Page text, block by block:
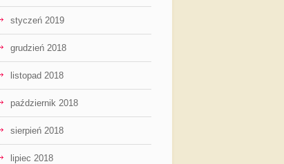
styczeń 2019
grudzień 2018
listopad 2018
październik 2018
sierpień 2018
lipiec 2018